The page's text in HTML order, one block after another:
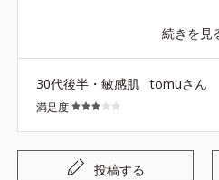
続きを見
30代後半・敏感肌 tomuさん
満足度
投稿する